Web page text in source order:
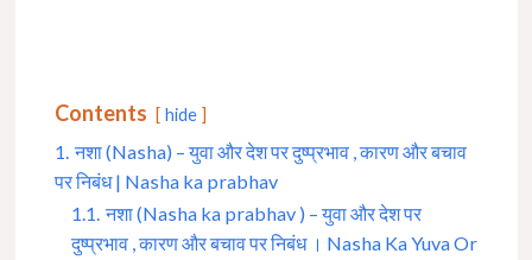
Contents hide
1. नशा (Nasha) – युवा और देश पर दुष्प्रभाव , कारण और बचाव
पर निबंध | Nasha ka prabhav
1.1. नशा (Nasha ka prabhav ) – युवा और देश पर
दुष्प्रभाव , कारण और बचाव पर निबंध । Nasha Ka Yuva Or